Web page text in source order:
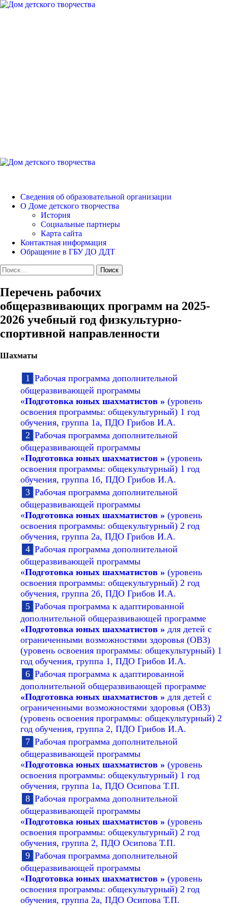
Перейти
Основное
Сведения об образовательной организации
О Доме детского творчества
История
Социальные партнеры
Карта сайта
Контактная информация
Обращение в ГБУ ДО ДДТ
Найти:
Перечень рабочих
общеразвивающих программ на 2025-
2026 учебный год физкультурно-
спортивной направленности
Шахматы
Рабочая программа дополнительной
общеразвивающей программы
«Подготовка юных шахматистов » (уровень
освоения программы: общекультурный) 1 год
обучения, группа 1а, ПДО Грибов И.А.
Рабочая программа дополнительной
общеразвивающей программы
«Подготовка юных шахматистов » (уровень
освоения программы: общекультурный) 1 год
обучения, группа 1б, ПДО Грибов И.А.
Рабочая программа дополнительной
общеразвивающей программы
«Подготовка юных шахматистов » (уровень
освоения программы: общекультурный) 2 год
обучения, группа 2а, ПДО Грибов И.А.
Рабочая программа дополнительной
общеразвивающей программы
«Подготовка юных шахматистов » (уровень
освоения программы: общекультурный) 2 год
обучения, группа 2б, ПДО Грибов И.А.
Рабочая программа к адаптированной
дополнительной общеразвивающей программе
«Подготовка юных шахматистов » для детей с
ограниченными возможностями здоровья (ОВЗ)
(уровень освоения программы: общекультурный) 1
год обучения, группа 1, ПДО Грибов И.А.
Рабочая программа к адаптированной
дополнительной общеразвивающей программе
«Подготовка юных шахматистов » для детей с
ограниченными возможностями здоровья (ОВЗ)
(уровень освоения программы: общекультурный) 2
год обучения, группа 2, ПДО Грибов И.А.
Рабочая программа дополнительной
общеразвивающей программы
«Подготовка юных шахматистов » (уровень
освоения программы: общекультурный) 1 год
обучения, группа 1а, ПДО Осипова Т.П.
Рабочая программа дополнительной
общеразвивающей программы
«Подготовка юных шахматистов » (уровень
освоения программы: общекультурный) 2 год
обучения, группа 2, ПДО Осипова Т.П.
Рабочая программа дополнительной
общеразвивающей программы
«Подготовка юных шахматистов » (уровень
освоения программы: общекультурный) 2 год
обучения, группа 2а, ПДО Осипова Т.П.